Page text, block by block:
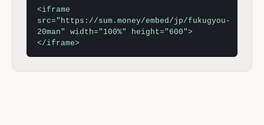
<iframe
src="https://sum.money/embed/jp/fukugyou-
20man" width="100%" height="600">
</iframe>